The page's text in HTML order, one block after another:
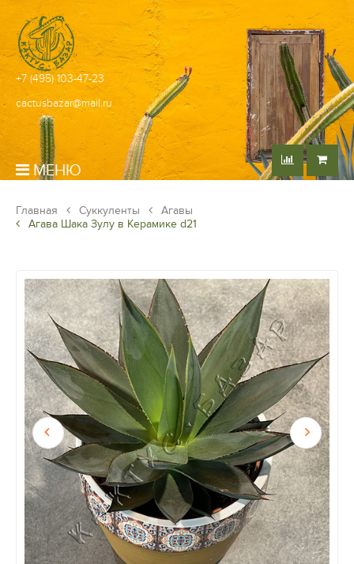
+7 (495) 103-47-23
cactusbazar@mail.ru
МЕНЮ
Главная Суккуленты
Агавы
Агава Шака Зулу в Керамике d21